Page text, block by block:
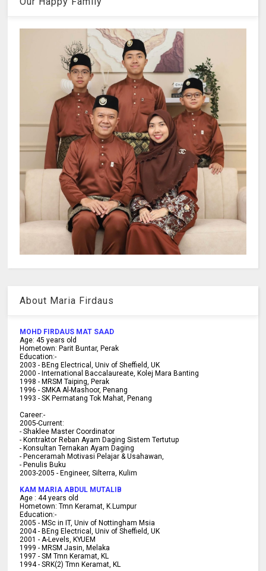
About Maria Firdaus
MOHD FIRDAUS MAT SAAD
Age: 45 years old
Hometown: Parit Buntar, Perak
Education:-
2003 -BEng Electrical, Univ of Sheffield, UK
2000 -International Baccalaureate, Kolej Mara Banting
1998 -MRSM Taiping, Perak
1996 - SMKA Al-Mashoor, Penang
1993 - SK Permatang Tok Mahat, Penang
Career:-
2005-Current:
- Shaklee Master Coordinator
- Kontraktor Reban Ayam Daging Sistem Tertutup
- Konsultan Ternakan Ayam Daging
- Penceramah Motivasi Pelajar & Usahawan,
- Penulis Buku
2003-2005 -Engineer, Silterra, Kulim
KAM MARIA ABDUL MUTALIB
Age : 44 years old
Hometown: Tmn Keramat, K.Lumpur
Education:-
2005 - MSc in IT, Univ of Nottingham Msia
2004 -BEng Electrical, Univ of Sheffield, UK
2001 - A-Levels, KYUEM
1999 -MRSM Jasin, Melaka
1997 -SM Tmn Keramat, KL
1994 -SRK(2) Tmn Keramat, KL